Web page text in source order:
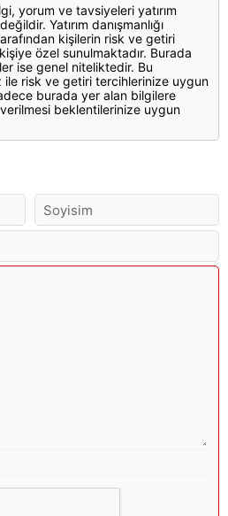
yorum ve tavsiyeleri yatırım
Yatırım danışmanlığı
kişilerin risk ve getiri
özel sunulmaktadır. Burada
ise genel niteliktedir. Bu
ile risk ve getiri tercihlerinize uygun
burada yer alan bilgilere
verilmesi beklentilerinize uygun